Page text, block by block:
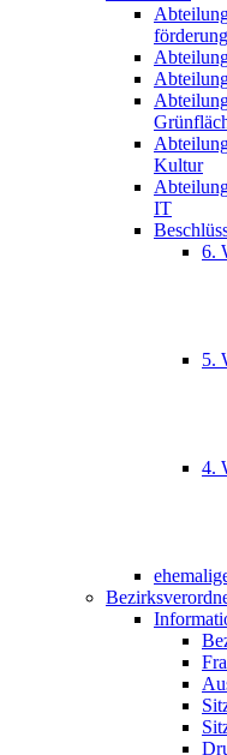
förderung
Kultur
IT
6.
5.
4.